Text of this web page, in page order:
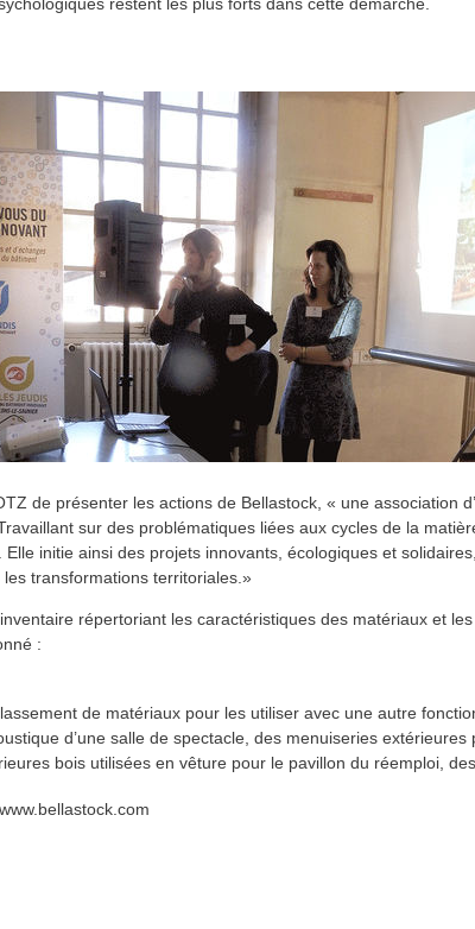
restent les plus forts dans cette démarche.
de présenter les actions de Bellastock, « une association
sur des problématiques liées aux cycles de la
initie ainsi des projets innovants, écologiques et
transformations territoriales.»
répertoriant les caractéristiques des matériaux et
:
de matériaux pour les utiliser avec une autre
d’une salle de spectacle, des menuiseries
bois utilisées en vêture pour le pavillon du réemploi,
www.bellastock.com